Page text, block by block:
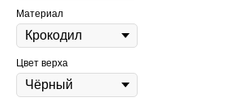
Материал
Цвет верха